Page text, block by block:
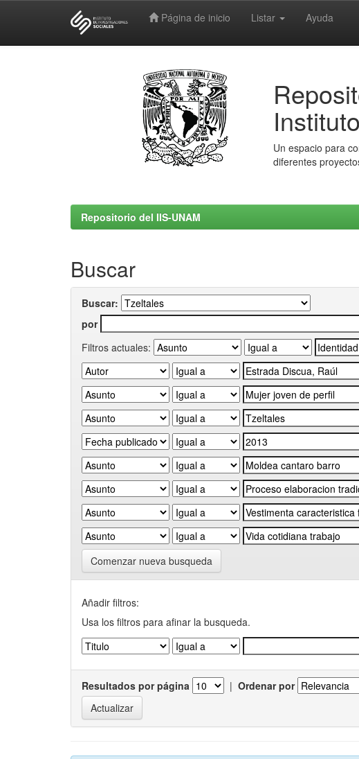
Página de inicio Listar Ayuda
Un espacio para
diferentes
Repositorio del IIS-UNAM
Buscar
Buscar:
por
Filtros actuales:
Comenzar nueva busqueda
Añadir filtros:
Usa los filtros para afinar la busqueda.
Resultados por página | Ordenar por